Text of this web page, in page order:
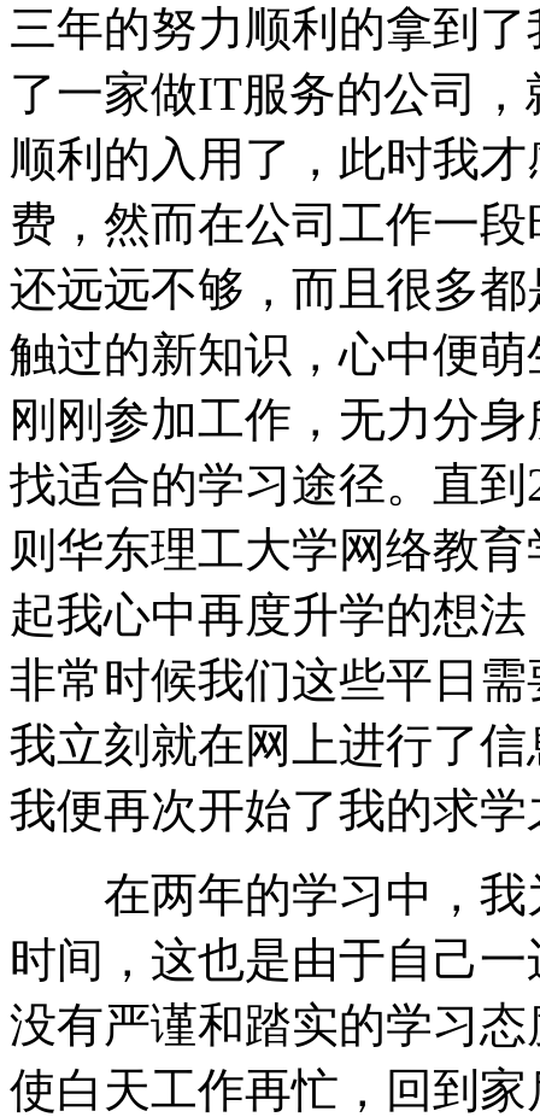
三年的努力顺利的拿到
了一家做IT服务的公司
顺利的入用了，此时我
费，然而在公司工作一
还远远不够，而且很多
触过的新知识，心中便
刚刚参加工作，无力分
找适合的学习途径。直
则华东理工大学网络教
起我心中再度升学的想
非常时候我们这些平日
我立刻就在网上进行了
我便再次开始了我的求学
在两年的学习中，我
时间，这也是由于自己
没有严谨和踏实的学习
使白天工作再忙，回到